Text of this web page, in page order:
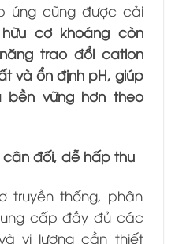
úng cũng được cải
cơ khoáng còn
trao đổi cation
và ổn định pH, giúp
vững hơn theo
đối, dễ hấp thu
truyền thống, phân
cấp đầy đủ các
vi lượng cần thiết